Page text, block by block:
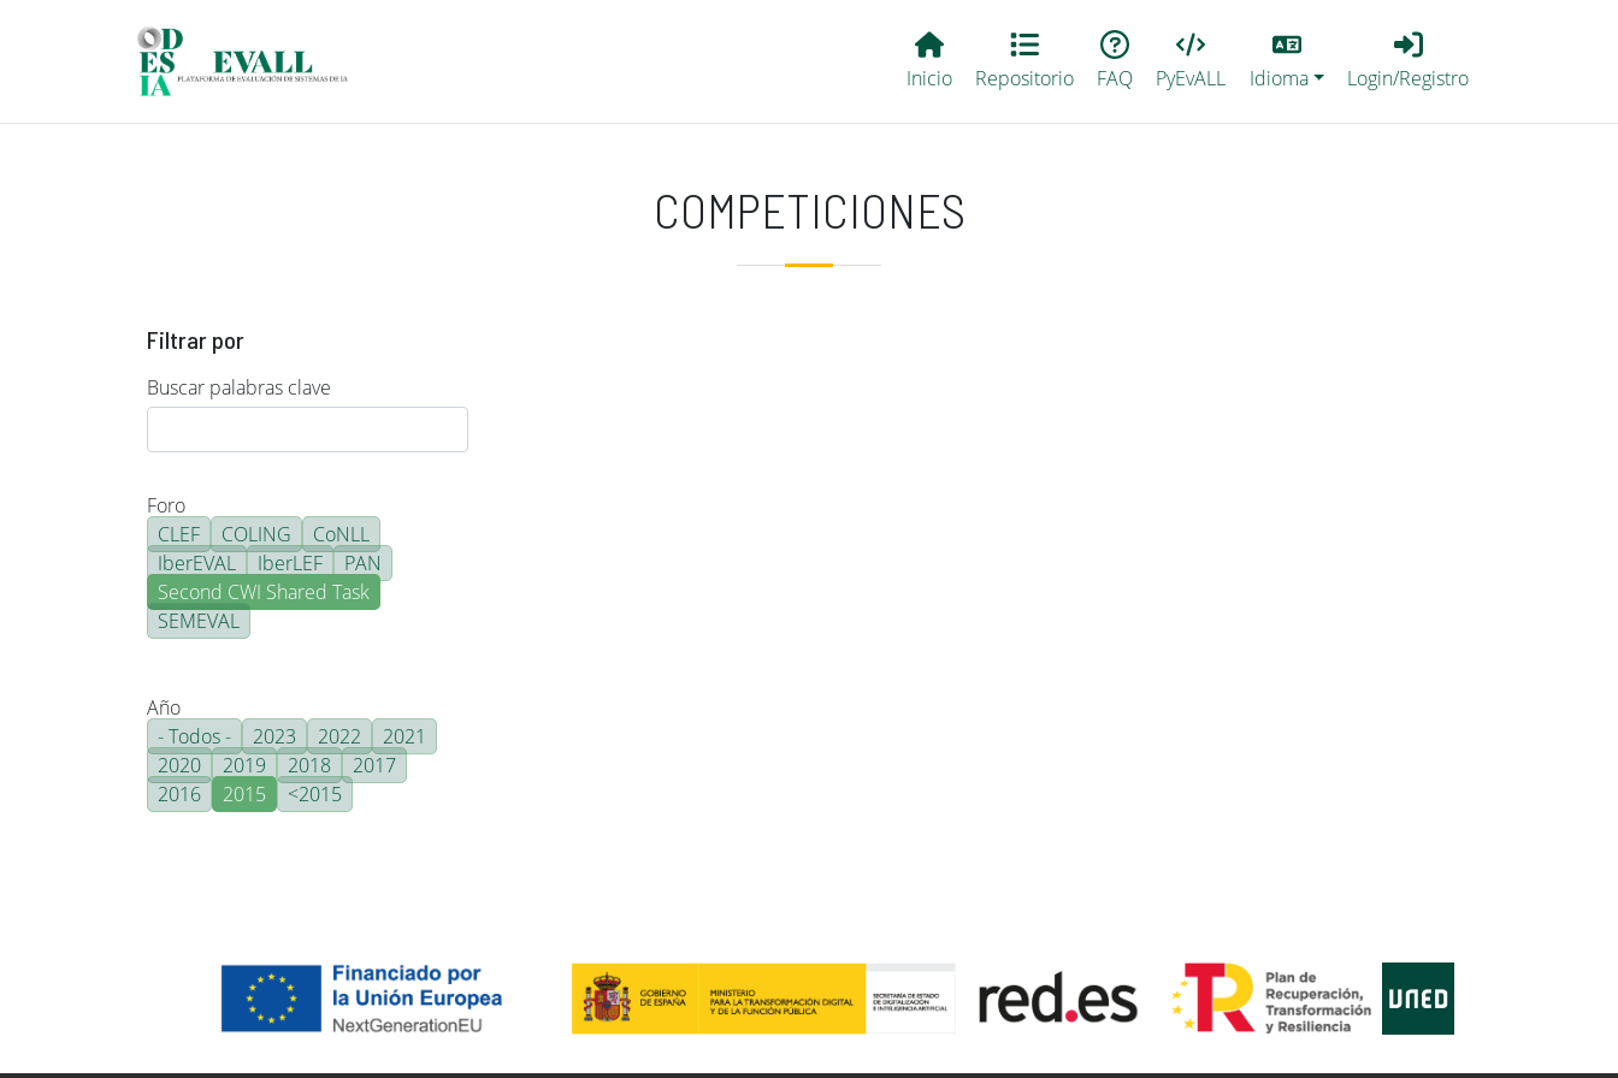
Main EvALL
Inicio Repositorio FAQ PyEvALL
Lang
Idioma
Login_Registro
Login/Registro
COMPETICIONES
Filtrar por
Buscar palabras clave
Foro
CLEF
COLING
CoNLL
IberEVAL
IberLEF
PAN
Second CWI Shared Task
SEMEVAL
Año
- Todos -
2023 2022
2021
2020
2019 2018
2017
2016
2015 <2015